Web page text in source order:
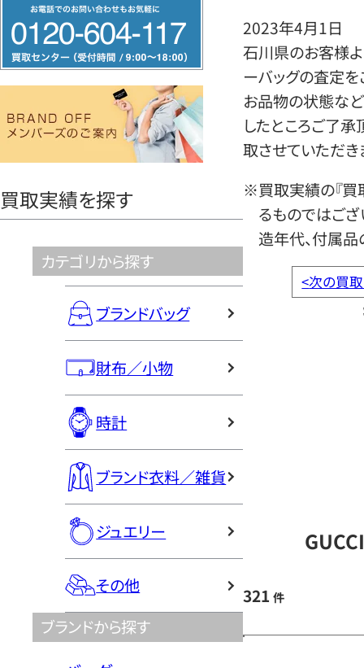
リ
ー
ヤ
買取実績を探す
カテゴリから探す
ブランドバッグ
財布／小物
時計
ブランド衣料／雑貨
ジュエリー
その他
ブランドから探す
2023年4月1日
石川県のお客様
ーバッグの査定を
お品物の状態など
したところご了
取させていただき
※買取実績の『買
るものではござ
造年代、付属品
<次の買
321 件